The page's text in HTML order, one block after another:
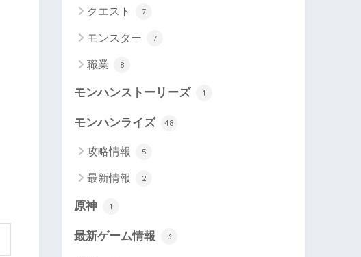
クエスト 7
モンスター 7
職業 8
モンハンストーリーズ 1
モンハンライズ 48
攻略情報 5
最新情報 2
原神 1
最新ゲーム情報 3